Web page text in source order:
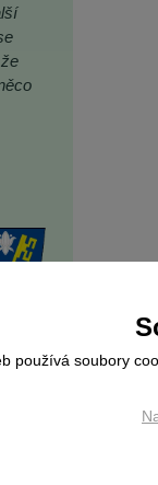
V
používá soubory